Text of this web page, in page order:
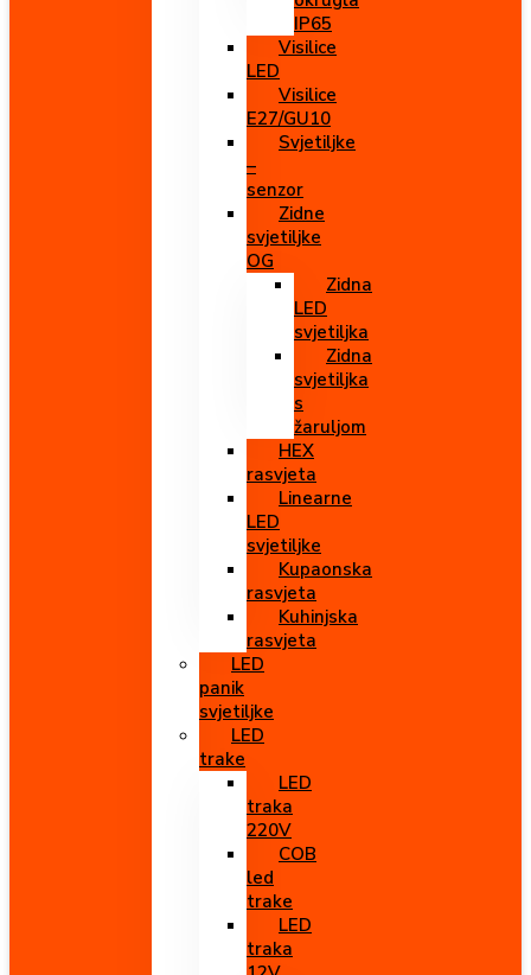
IP65
Visilice
LED
Visilice
E27/GU10
Svjetiljke
–
senzor
Zidne
svjetiljke
OG
Zidna
LED
svjetiljka
Zidna
svjetiljka
s
žaruljom
HEX
rasvjeta
Linearne
LED
svjetiljke
Kupaonska
rasvjeta
Kuhinjska
rasvjeta
LED
panik
svjetiljke
LED
trake
LED
traka
220V
COB
led
trake
LED
traka